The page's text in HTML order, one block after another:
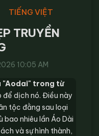
TIẾNG VIỆT
TRUYỀN
10:05 AM
"Aodai" trong từ
để dịch nó. Điều này
tộc đằng sau loại
bao nhiêu lần Áo Dài
và sự hình thành,